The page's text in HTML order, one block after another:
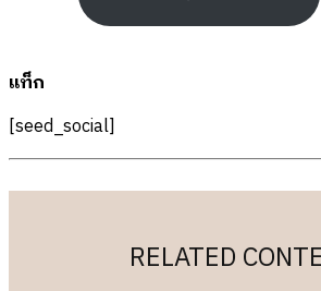
แท็ก
[seed_social]
RELATED